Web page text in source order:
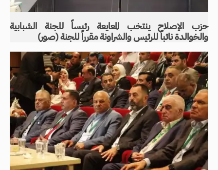
حزب الإصلاح ينتخب المعايعة رئيساً للجنة الشبابية
والخوالدة نائباً للرئيس والشراونة مقرراً للجنة (صور)